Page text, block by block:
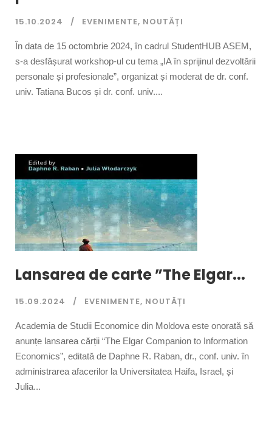
15.10.2024 EVENIMENTE, NOUTĂȚI
În data de 15 octombrie 2024, în cadrul StudentHUB ASEM,
s-a desfășurat workshop-ul cu tema „IA în sprijinul dezvoltării
personale și profesionale”, organizat și moderat de dr. conf.
univ. Tatiana Bucos și dr. conf. univ....
Lansarea de carte ”The Elgar...
15.09.2024 EVENIMENTE, NOUTĂȚI
Academia de Studii Economice din Moldova este onorată să
anunțe lansarea cărții “The Elgar Companion to Information
Economics”, editată de Daphne R. Raban, dr., conf. univ. în
administrarea afacerilor la Universitatea Haifa, Israel, și
Julia...